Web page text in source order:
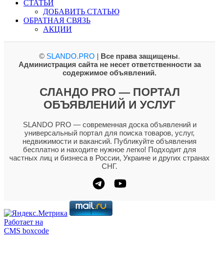
СТАТЬИ
ДОБАВИТЬ СТАТЬЮ
ОБРАТНАЯ СВЯЗЬ
АКЦИИ
© SLANDO.PRO | Все права защищены.
Администрация сайта не несет ответственности за
содержимое объявлений.
СЛАНДО PRO — ПОРТАЛ
ОБЪЯВЛЕНИЙ И УСЛУГ
SLANDO PRO — современная доска объявлений и
универсальный портал для поиска товаров, услуг,
недвижимости и вакансий. Публикуйте объявления
бесплатно и находите нужное легко! Подходит для
частных лиц и бизнеса в России, Украине и других странах
СНГ.
Работает на
CMS boxcode